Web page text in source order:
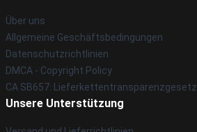
Über uns
Allgemeine Geschäftsbedingungen
Datenschutzrichtlinien
DMCA - Copyright Policy
CA SB657: Lieferkettentransparenzgesetz
Unsere Unterstützung